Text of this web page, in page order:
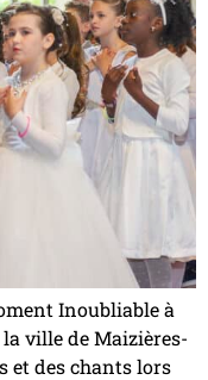
Inoubliable à
ville de Maizières-
et des chants lors